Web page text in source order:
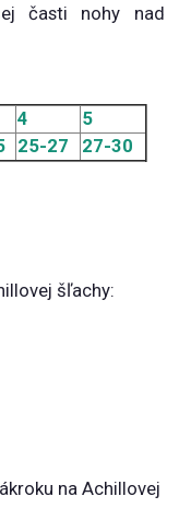
časti nohy nad
4
5
25-27 27-30
šľachy:
na Achillovej